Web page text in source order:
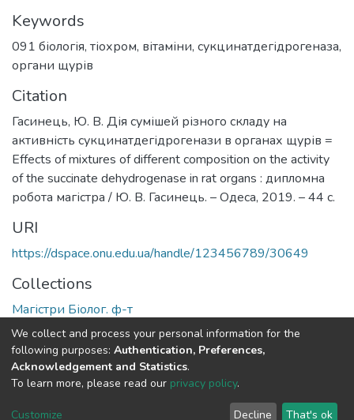
Keywords
091 біологія, тіохром, вітаміни, сукцинатдегідрогеназа,
органи щурів
Citation
Гасинець, Ю. В. Дія сумішей різного складу на
активність сукцинатдегідрогенази в органах щурів =
Effects of mixtures of different composition on the activity
of the succinate dehydrogenase in rat organs : дипломна
робота магістра / Ю. В. Гасинець. – Одеса, 2019. – 44 с.
URI
https://dspace.onu.edu.ua/handle/123456789/30649
Collections
Магістри Біолог. ф-т
Full item page
DSpace software copyright © 2009-2026
Cookie End User Send
We collect and process your personal information for the
following purposes: Authentication, Preferences,
Acknowledgement and Statistics.
To learn more, please read our privacy policy.
Customize Decline That's ok